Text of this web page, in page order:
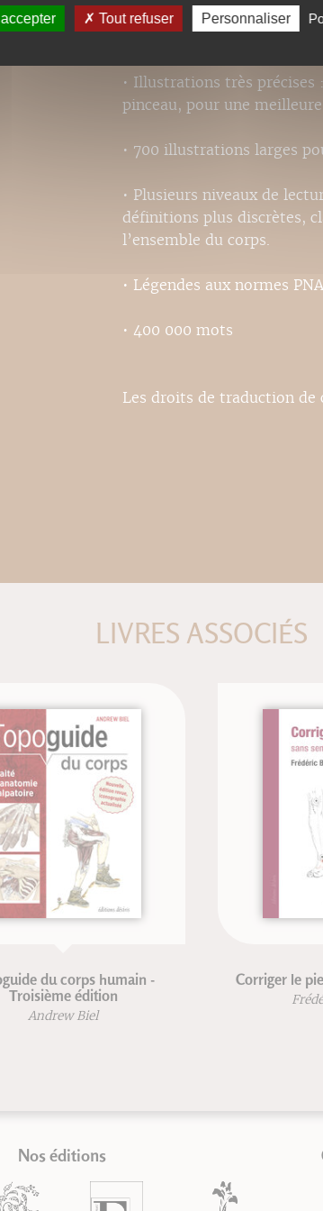
• Information exhaustive,
• Illustrations très précises
pinceau, pour une
• 700 illustrations larges
• Plusieurs niveaux de
définitions plus discrètes,
l’ensemble du corps.
• Légendes aux normes PNA
• 400 000 mots
Les droits de traduction de
LIVRES ASSOCIÉS
Nouvelle
Anatomie pour le
Volume 2: Nouvelle
Nos éditions
Tout refuser Personnaliser